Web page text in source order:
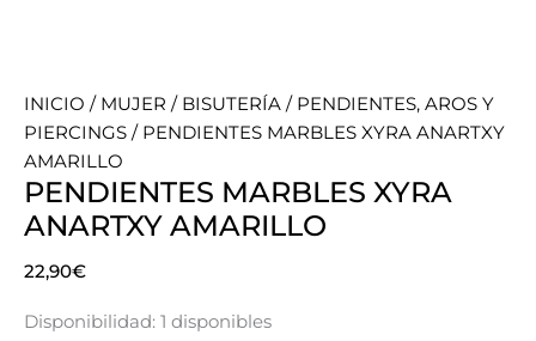
INICIO / MUJER / BISUTERÍA / PENDIENTES, AROS Y
PIERCINGS / PENDIENTES MARBLES XYRA ANARTXY
AMARILLO
PENDIENTES MARBLES XYRA
ANARTXY AMARILLO
22,90€
Disponibilidad: 1 disponibles